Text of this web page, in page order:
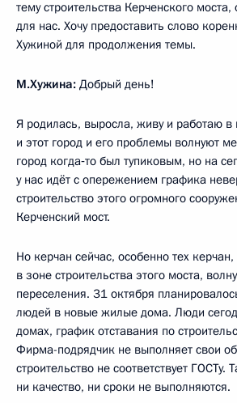
тему строительства Керченского
для нас. Хочу предоставить слово
Хужиной для продолжения темы.
М.Хужина: Добрый день!
Я родилась, выросла, живу и работаю в
и этот город и его проблемы волнуют
город когда‑то был тупиковым, но на
у нас идёт с опережением графика
строительство этого огромного
Керченский мост.
Но керчан сейчас, особенно тех
в зоне строительства этого моста,
переселения. 31 октября
людей в новые жилые дома. Люди
домах, график отставания по
Фирма-подрядчик не выполняет свои
строительство не соответствует ГОСТу.
ни качество, ни сроки не выполняются.